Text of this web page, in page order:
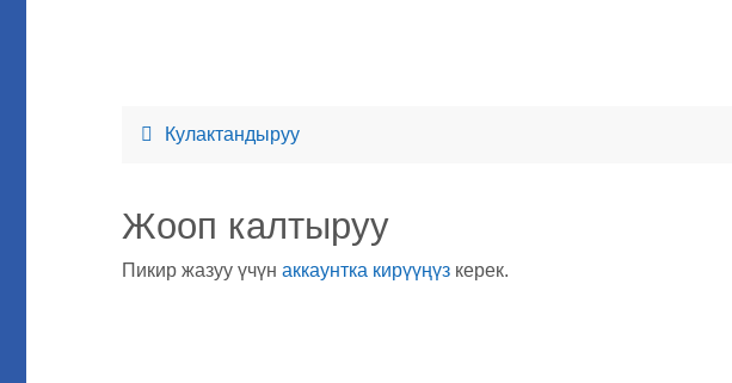
Кулактандыруу
Жооп калтыруу
Пикир жазуу үчүн аккаунтка кирүүңүз керек.